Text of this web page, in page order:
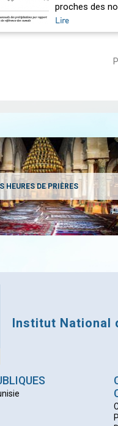
proches des
Lire
HEURES DE PRIÈRES
Institut National